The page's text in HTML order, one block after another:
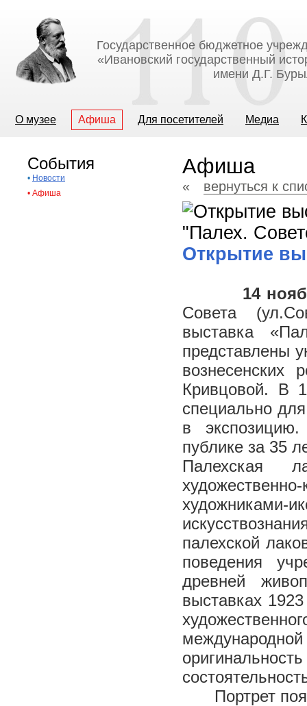
Государственное бюджетное
«Ивановский государственный
имени Д.Г.
О музее Афиша Для посетителей Медиа
События
• Новости
• Афиша
Афиша
« вернуться к
Открытие
14 ноября
Совета
выставка
представлены
вознесенских
Кривцовой. В
специально
в
публике за 35
Палехская
художниками-
палехской
поведения
древней
выставках
Портрет